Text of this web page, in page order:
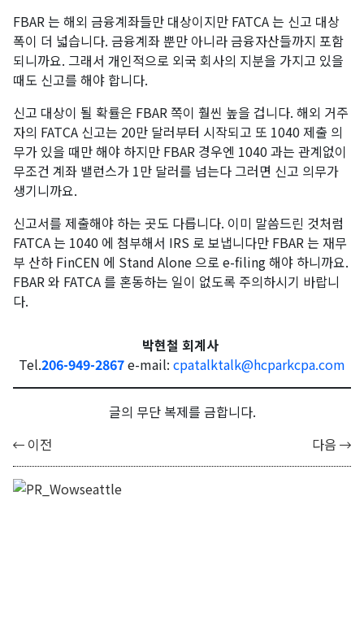
FBAR 는 해외 금융계좌들만 대상이지만 FATCA 는 신고 대상
폭이 더 넓습니다. 금융계좌 뿐만 아니라 금융자산들까지 포함
되니까요. 그래서 개인적으로 외국 회사의 지분을 가지고 있을
때도 신고를 해야 합니다.
​신고 대상이 될 확률은 FBAR 쪽이 훨씬 높을 겁니다. 해외 거주
자의 FATCA 신고는 20만 달러부터 시작되고 또 1040 제출 의
무가 있을 때만 해야 하지만 FBAR 경우엔 1040 과는 관계없이
무조건 계좌 밸런스가 1만 달러를 넘는다 그러면 신고 의무가
생기니까요. ​
신고서를 제출해야 하는 곳도 다릅니다. 이미 말씀드린 것처럼
FATCA 는 1040 에 첨부해서 IRS 로 보냅니다만 FBAR 는 재무
부 산하 FinCEN 에 Stand Alone 으로 e-filing 해야 하니까요.
FBAR 와 FATCA 를 혼동하는 일이 없도록 주의하시기 바랍니
다.
박현철 회계사
Tel.206-949-2867e-mail: cpatalktalk@hcparkcpa.com
글의 무단 복제를 금합니다.
이전
다음